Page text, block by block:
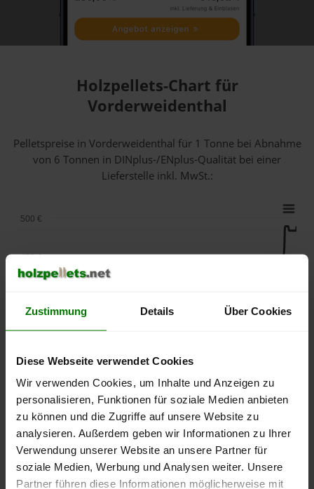
Zustimmung Details Über Cookies
Diese Webseite verwendet Cookies
Wir verwenden Cookies, um Inhalte und Anzeigen zu
personalisieren, Funktionen für soziale Medien anbieten
zu können und die Zugriffe auf unsere Website zu
analysieren. Außerdem geben wir Informationen zu Ihrer
Verwendung unserer Website an unsere Partner für
soziale Medien, Werbung und Analysen weiter. Unsere
Partner führen diese Informationen möglicherweise mit
Holzpellets-Chart für
Vorderweidenthal
Pelletspreise in Vorderweidenthal für 1 Tonne bei Abnahme
von 6 Tonnen in DINplus-/ENplus-Qualität bei einer
Lieferstelle inkl. MwSt.:
lose Ware Sackware
September
2025
Januar
2026
Mai
2026
250 €
450 €
500 €
Die aktuelle Preisentwicklung für Holzpellets in Deutschland